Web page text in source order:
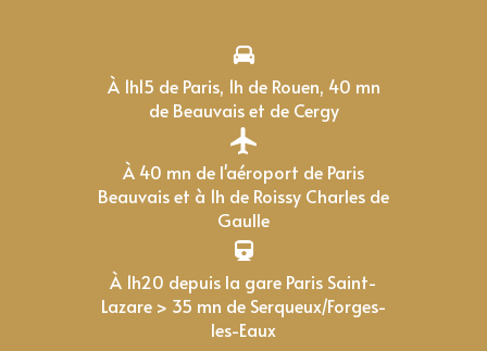
À 1h15 de Paris, 1h de Rouen, 40 mn
de Beauvais et de Cergy
À 40 mn de l'aéroport de Paris
Beauvais et à 1h de Roissy Charles de
Gaulle
À 1h20 depuis la gare Paris Saint-
Lazare > 35 mn de Serqueux/Forges-
les-Eaux